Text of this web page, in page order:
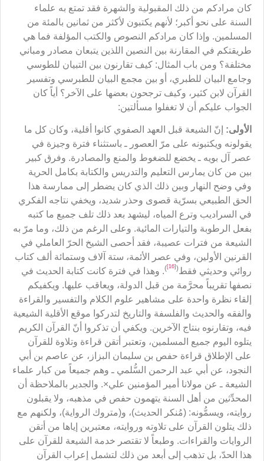
كان مرادكم من ذلك المقبولية والشهرة فقد تمتع به علماء
السنة على نحو أكبر؛ لأنهم يكتبون لأكثر من ثمانين بالمئة من
المسلمين. وإذا كان مرادكم النصوص والكتب المؤلفة فما هي
طريقتكم في المقارنة بين النصين اللذين يتبعان مصادر ومباني
مختلفة؟ ومن باب المثال: كيف تقارنون بين التبيان للطوسي
وجامع البيان للطبري، أو بين مجمع البيان للطبرسي وتفسير
القرآن لابن كثير، وكيف ترجحون بعضها على الآخر؟ أياً كان
الجواب عليكم أن لا تغفلوا مسألتين:
الأولى: إنّ الشيعة قبل العهد الصفوي كانوا أقلية، وكان كل ما
يقولونه ويكتبونه على مرّ العصور ـ باستثناء فترة وجيزة في
عصر آل بويه ـ يخضع للضغوط والمنع والمصادرة. وفرق كبير
بين من كان يمارس التعليم والتدريس والكتابة بكامل الحرية
وفي وضح النهار وبين ذلك الذي كان يضطر إلى ممارسة هذا
الحق الطبيعي بسرّية قصوى وحذر شديد، ويخفي نتاجه الفكري
في السراديب وترع المياه، ليشهد بعد ذلك تلف جميع ما كتبه
بفعل الرطوبة والتيارات المائية. وعلى الرغم من ذلك، وما مرّ به
الشيعة من فترات عصيبة، فقد أحصى الشيخ الحرّ العاملي في
القرنين الأولين، وفي عصر الأئمة، ستة آلاف وستمائة ألف كتاب
روائي وحديثي فقط(
[16]
). وهذا في فترة كانت كتابة الحديث في
نصفها تقريباً محرَّمة من قبل الدولة، ويعاقب عليها. ويكفيكم
إلقاء نظرة واحدة على مشاهير علوم الكلام والتفسير والقراءة
والفقه والحديث والفلسفة والتاريخ لتدركوا موقع الأقلية الشيعية
فيه، وتقارنوه بنتاج الآخرين. ويكفي أن تذكروا أنّ القرآن الكريم
يتلوه اليوم جميع المسلمين، وتعتبر أتقن قراءة وتلاوة للقرآن
على الإطلاق قراءة حفص بن سليمان البزاز، عن عاصم بن أبي
النجود، عن أبي عبد الرحمن السُّلمي ـ وهم جميعاً من كبار علماء
الشيعة ـ عن مولانا أمير المؤمنين علي×. والجدير بالملاحظة أن
المحدِّثين من أهل السنة يتهمون حفص في مذهبه، ولا يقبلون
روايته، ويسمُّونه: (مُنكر الحديث)، و(متروك الرواية)، ولكنهم مع
ذلك يتلون القرآن على تلاوته وروايته، معتبرين إياها من أتقن
الروايات والقراءات. وطبعاً لا تقتصر خدمة الشيعة للقرآن على
هذا الحدّ، بل تذهب إلى أبعد من ذلك لتشمل إعراب القرآن